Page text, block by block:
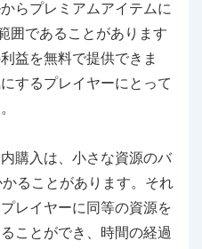
らプレミアムアイテムに
囲であることがあります
益を無料で提供できま
するプレイヤーにとって
購入は、小さな資源のバ
ることがあります。それ
レイヤーに同等の資源を
ことができ、時間の経過